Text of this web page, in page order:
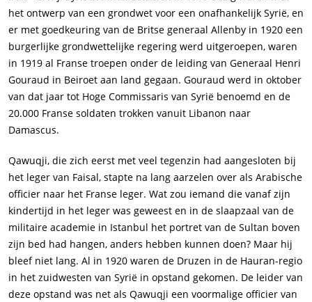
het ontwerp van een grondwet voor een onafhankelijk Syrië, en
er met goedkeuring van de Britse generaal Allenby in 1920 een
burgerlijke grondwettelijke regering werd uitgeroepen, waren
in 1919 al Franse troepen onder de leiding van Generaal Henri
Gouraud in Beiroet aan land gegaan. Gouraud werd in oktober
van dat jaar tot Hoge Commissaris van Syrië benoemd en de
20.000 Franse soldaten trokken vanuit Libanon naar
Damascus.
Qawuqji, die zich eerst met veel tegenzin had aangesloten bij
het leger van Faisal, stapte na lang aarzelen over als Arabische
officier naar het Franse leger. Wat zou iemand die vanaf zijn
kindertijd in het leger was geweest en in de slaapzaal van de
militaire academie in Istanbul het portret van de Sultan boven
zijn bed had hangen, anders hebben kunnen doen? Maar hij
bleef niet lang. Al in 1920 waren de Druzen in de Hauran-regio
in het zuidwesten van Syrië in opstand gekomen. De leider van
deze opstand was net als Qawuqji een voormalige officier van